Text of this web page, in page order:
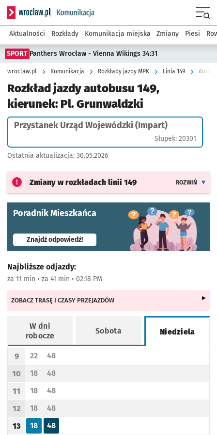
Serwis informacyjny wroclaw.pl podserwis: Komunikacja
Aktualności Rozkłady Komunikacja miejska Zmiany Piesi
SPORT Panthers Wrocław - Vienna Wikings 34:31
wroclaw.pl Komunikacja Rozkłady jazdy MPK Linia 149
Rozkład jazdy autobusu 149,
kierunek: Pl. Grunwaldzki
Przystanek Urząd Wojewódzki (Impart)
Słupek: 20301
Ostatnia aktualizacja: 30.05.2026
Zmiany w rozkładach linii 149 ROZWIŃ
Poradnik Mieszkańca
Znajdź odpowiedź!- otworzy się w nowej karcie
Najbliższe odjazdy:
za 11 min • za 41 min • 02:18 PM
ZOBACZ TRASĘ I CZASY PRZEJAZDÓW
W dni
robocze
Sobota Niedziela
Rozkład jazdy -
Godzina odjazdu
9
Odjazd
22
minut po godzinie 9
Odjazd
48
minut po godzinie 9
Godzina odjazdu
10
Odjazd
18
minut po godzinie 10
Odjazd
48
minut po godzinie 10
Godzina odjazdu
11
Odjazd
18
minut po godzinie 11
Odjazd
48
minut po godzinie 11
Godzina odjazdu
12
Odjazd
18
minut po godzinie 12
Odjazd
48
minut po godzinie 12
Godzina odjazdu
13
Odjazd
18
minut po godzinie 13
Odjazd
48
minut po godzinie 13